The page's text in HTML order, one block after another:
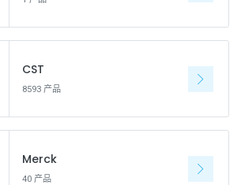
CST
8593 产品
Merck
40 产品